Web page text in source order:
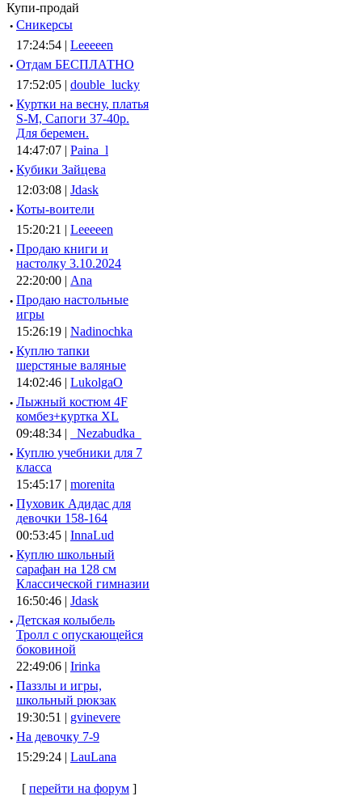
Купи-продай
· Сникерсы
17:24:54 | Leeeeen
· Отдам БЕСПЛАТНО
17:52:05 | double_lucky
· Куртки на весну, платья
S-M, Сапоги 37-40р.
Для беремен.
14:47:07 | Paina_l
· Кубики Зайцева
12:03:08 | Jdask
· Коты-воители
15:20:21 | Leeeeen
· Продаю книги и
настолку 3.10.2024
22:20:00 | Ana
· Продаю настольные
игры
15:26:19 | Nadinochka
· Куплю тапки
шерстяные валяные
14:02:46 | LukolgaO
· Лыжный костюм 4F
комбез+куртка XL
09:48:34 |
_Nezabudka_
· Куплю учебники для 7
класса
15:45:17 | morenita
· Пуховик Адидас для
девочки 158-164
00:53:45 | InnaLud
· Куплю школьный
сарафан на 128 см
Классической гимназии
16:50:46 | Jdask
· Детская колыбель
Тролл с опускающейся
боковиной
22:49:06 | Irinka
· Паззлы и игры,
школьный рюкзак
19:30:51 | gvinevere
· Hа девочку 7-9
15:29:24 | LauLana
[ перейти на форум ]